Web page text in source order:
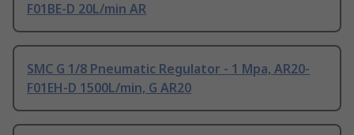
F01BE-D 20L/min AR
SMC G 1/8 Pneumatic Regulator - 1 Mpa, AR20-
F01EH-D 1500L/min, G AR20